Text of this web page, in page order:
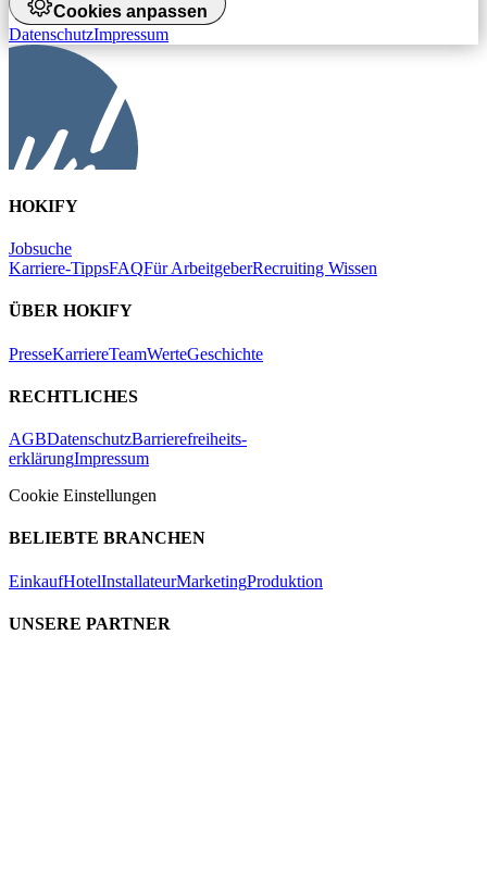
Cookies anpassen
DatenschutzImpressum
HOKIFY
Jobsuche
Karriere-TippsFAQFür ArbeitgeberRecruiting Wissen
ÜBER HOKIFY
PresseKarriereTeamWerteGeschichte
RECHTLICHES
AGBDatenschutzBarrierefreiheits-
erklärungImpressum
Cookie Einstellungen
BELIEBTE BRANCHEN
EinkaufHotelInstallateurMarketingProduktion
UNSERE PARTNER